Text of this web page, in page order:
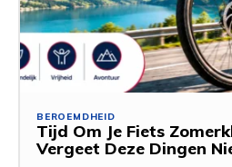
BEROEMDHEID
Tijd Om Je Fiets
Vergeet Deze Dingen